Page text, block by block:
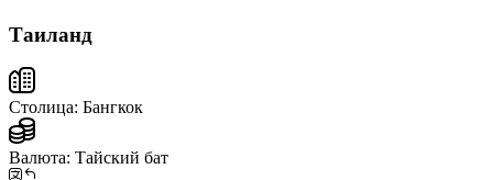
Таиланд
Столица: Бангкок
Валюта: Тайский бат